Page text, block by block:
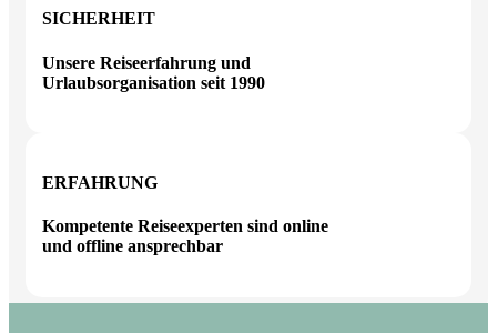
SICHERHEIT
Unsere Reiseerfahrung und
Urlaubsorganisation seit 1990
ERFAHRUNG
Kompetente Reiseexperten sind online
und offline ansprechbar